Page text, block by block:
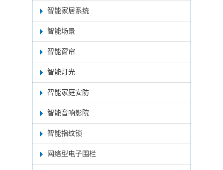
智能家居系统
智能场景
智能窗帘
智能灯光
智能家庭安防
智能音响影院
智能指纹锁
网络型电子围栏